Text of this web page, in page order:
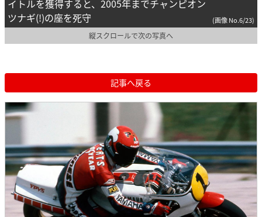
イトルを獲得すると、2005年までチャンピオン
ツナギ(!)の座を死守
(画像 No.6/23)
縦スクロールで次の写真へ
記事へ戻る